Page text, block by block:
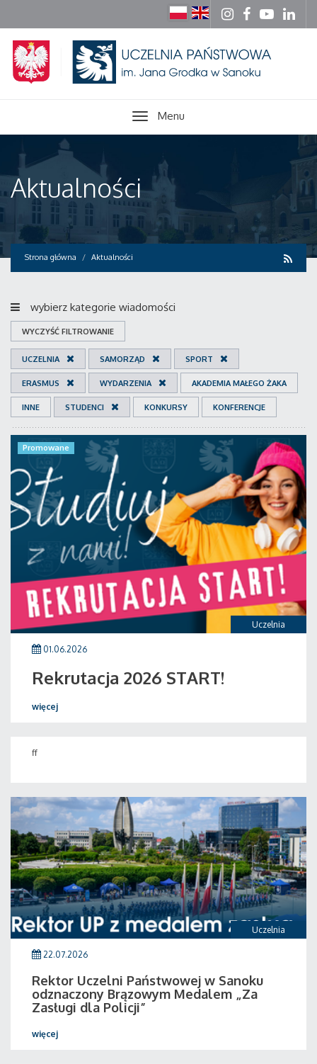
Menu
Aktualności
Strona główna Aktualności
wybierz kategorie wiadomości
WYCZYŚĆ FILTROWANIE
UCZELNIA SAMORZĄD SPORT
ERASMUS WYDARZENIA AKADEMIA MAŁEGO ŻAKA
INNE STUDENCI KONKURSY KONFERENCJE
Uczelnia
Promowane
01.06.2026
Rekrutacja 2026 START!
więcej
ff
Uczelnia
22.07.2026
Rektor Uczelni Państwowej w Sanoku
odznaczony Brązowym Medalem „Za
Zasługi dla Policji”
więcej